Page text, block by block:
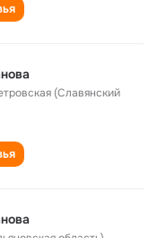
(Славянский